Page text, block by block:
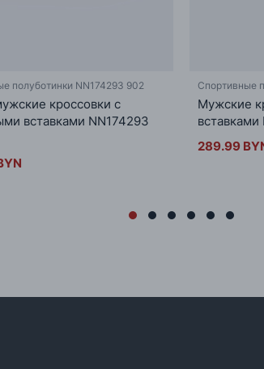
полуботинки NN174293 902
кроссовки с
вставками NN174293
Спортивные
Мужские
289.99